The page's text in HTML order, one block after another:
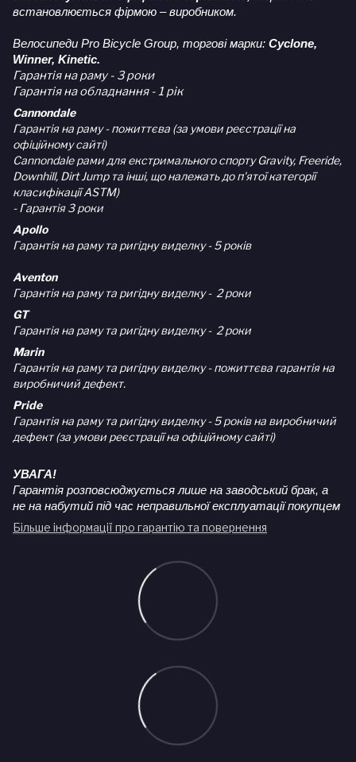
встановлюється фірмою – виробником.
Велосипеди Pro Bicycle Group, торгові марки: Cyclone,
Winner, Kinetic.
Гарантія на раму - 3 роки
Гарантія на обладнання - 1 рік
Cannondale
Гарантія на раму - пожиттєва (за умови реєстрації на
офіційному сайті)
Cannondale рами для екстримального спорту Gravity, Freeride,
Downhill, Dirt Jump та інші, що належать до п'ятої категорії
класифікації ASTM)
- Гарантія 3 роки
Apollo
Гарантія на раму та ригідну виделку - 5 років
Aventon
Гарантія на раму та ригідну виделку - 2 роки
GT
Гарантія на раму та ригідну виделку - 2 роки
Marin
Гарантія на раму та ригідну виделку - пожиттєва гарантія на
виробничий дефект.
Pride
Гарантія на раму та ригідну виделку - 5 років на виробничий
дефект (за умови реєстрації на офіційному сайті)
УВАГА!
Гарантія розповсюджується лише на заводський брак, а
не на набутий під час неправильної експлуатації покупцем
Більше інформації про гарантію та повернення